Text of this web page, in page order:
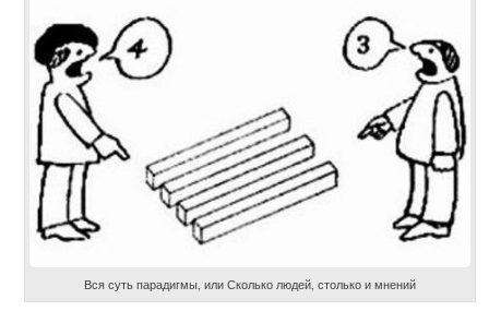
Вся суть парадигмы, или Сколько людей, столько и мнений